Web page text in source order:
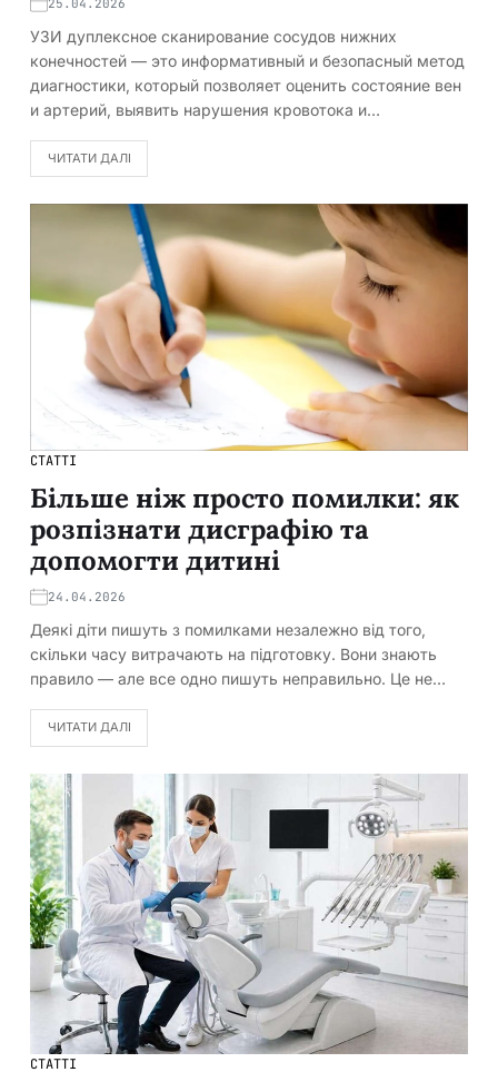
УЗИ дуплексное сканирование сосудов нижних
конечностей — это информативный и безопасный метод
диагностики, который позволяет оценить состояние вен
и артерий, выявить нарушения кровотока и…
ЧИТАТИ ДАЛІ
СТАТТІ
Більше ніж просто помилки: як
розпізнати дисграфію та
допомогти дитині
24.04.2026
Деякі діти пишуть з помилками незалежно від того,
скільки часу витрачають на підготовку. Вони знають
правило — але все одно пишуть неправильно. Це не…
ЧИТАТИ ДАЛІ
СТАТТІ